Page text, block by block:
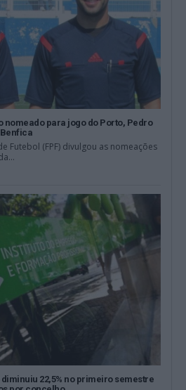
nomeado para jogo do Porto, Pedro
Futebol (FPF) divulgou as nomeações
22,5% no primeiro semestre